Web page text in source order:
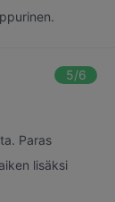
5/6
Paras
lisäksi